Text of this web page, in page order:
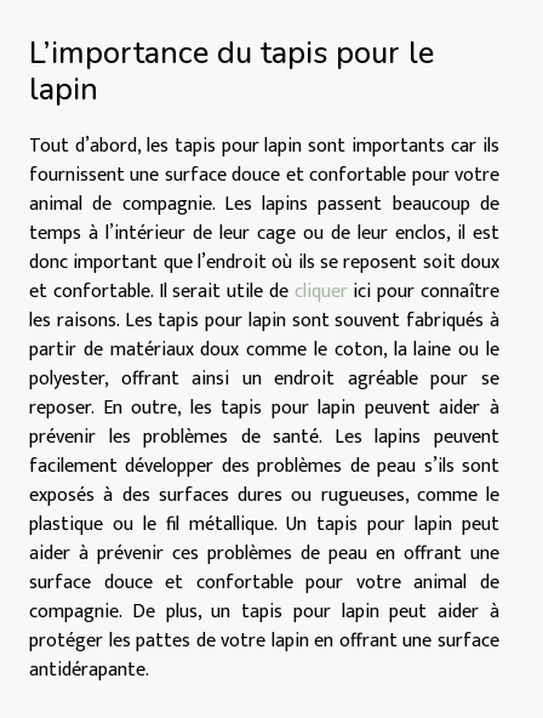
L’importance du tapis pour le
lapin
Tout d’abord, les tapis pour lapin sont importants car ils
fournissent une surface douce et confortable pour votre
animal de compagnie. Les lapins passent beaucoup de
temps à l’intérieur de leur cage ou de leur enclos, il est
donc important que l’endroit où ils se reposent soit doux
et confortable. Il serait utile de cliquerici pour connaître
les raisons. Les tapis pour lapin sont souvent fabriqués à
partir de matériaux doux comme le coton, la laine ou le
polyester, offrant ainsi un endroit agréable pour se
reposer. En outre, les tapis pour lapin peuvent aider à
prévenir les problèmes de santé. Les lapins peuvent
facilement développer des problèmes de peau s’ils sont
exposés à des surfaces dures ou rugueuses, comme le
plastique ou le fil métallique. Un tapis pour lapin peut
aider à prévenir ces problèmes de peau en offrant une
surface douce et confortable pour votre animal de
compagnie. De plus, un tapis pour lapin peut aider à
protéger les pattes de votre lapin en offrant une surface
antidérapante.